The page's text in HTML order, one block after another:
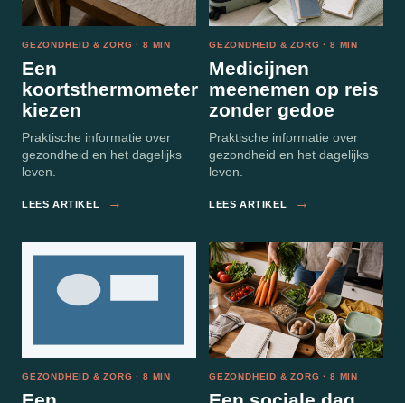
GEZONDHEID & ZORG · 8 MIN
Een
koortsthermometer
kiezen
Praktische informatie over
gezondheid en het dagelijks
leven.
LEES ARTIKEL →
GEZONDHEID & ZORG · 8 MIN
Medicijnen
meenemen op reis
zonder gedoe
Praktische informatie over
gezondheid en het dagelijks
leven.
LEES ARTIKEL →
GEZONDHEID & ZORG · 8 MIN GEZONDHEID & ZORG · 8 MIN